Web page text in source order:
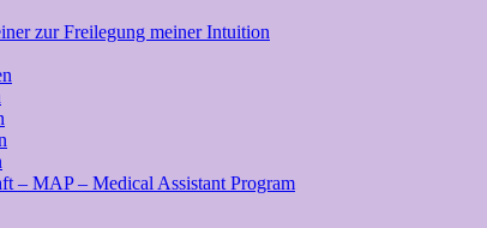
zur Freilegung meiner Intuition
– MAP – Medical Assistant Program